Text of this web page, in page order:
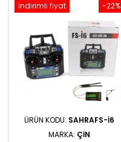
-22%
İndirimli fiyat
ÜRÜN KODU: SAHRAFS-I6
MARKA: ÇIN